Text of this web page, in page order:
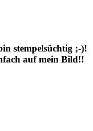
stempelsüchtig ;-)!
auf mein Bild!!